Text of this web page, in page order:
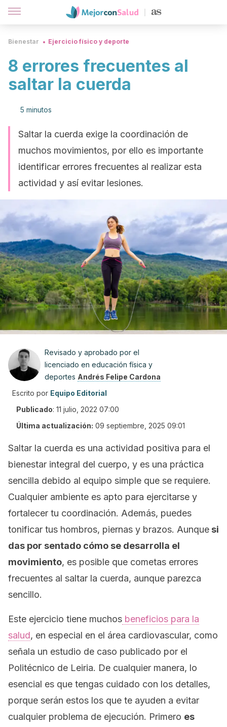
Bienestar Ejercicio físico y deporte
8 errores frecuentes al
saltar la cuerda
5 minutos
Saltar la cuerda exige la coordinación de
muchos movimientos, por ello es importante
identificar errores frecuentes al realizar esta
actividad y así evitar lesiones.
Revisado y aprobado por el
licenciado en educación física y
deportes Andrés Felipe Cardona
Escrito por Equipo Editorial
Publicado: 11 julio, 2022 07:00
Última actualización: 09 septiembre, 2025 09:01
Saltar la cuerda es una actividad positiva para el
bienestar integral del cuerpo, y es una práctica
sencilla debido al equipo simple que se requiere.
Cualquier ambiente es apto para ejercitarse y
fortalecer tu coordinación. Además, puedes
tonificar tus hombros, piernas y brazos. Aunque si
das por sentado cómo se desarrolla el
movimiento, es posible que cometas errores
frecuentes al saltar la cuerda, aunque parezca
sencillo.
Este ejercicio tiene muchos beneficios para la
salud, en especial en el área cardiovascular, como
señala un estudio de caso publicado por el
Politécnico de Leiria. De cualquier manera, lo
esencial es que tengas cuidado con los detalles,
porque serán estos los que te ayuden a evitar
cualquier problema de ejecución. Primero es